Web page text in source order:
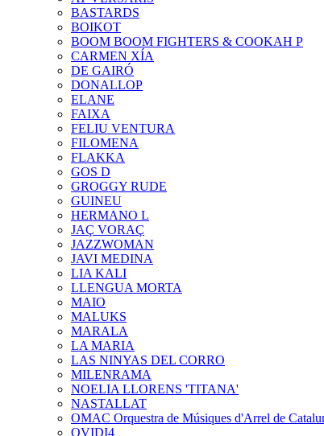
BASTARDS
BOIKOT
BOOM BOOM FIGHTERS & COOKAH P
CARMEN XÍA
DE GAIRÓ
DONALLOP
ELANE
FAIXA
FELIU VENTURA
FILOMENA
FLAKKA
GOS D
GROGGY RUDE
GUINEU
HERMANO L
JAÇ VORAÇ
JAZZWOMAN
JAVI MEDINA
LIA KALI
LLENGUA MORTA
MAIO
MALUKS
MARALA
LA MARIA
LAS NINYAS DEL CORRO
MILENRAMA
NOELIA LLORENS 'TITANA'
NASTALLAT
OMAC Orquestra de Músiques d'Arrel de
OVIDI4